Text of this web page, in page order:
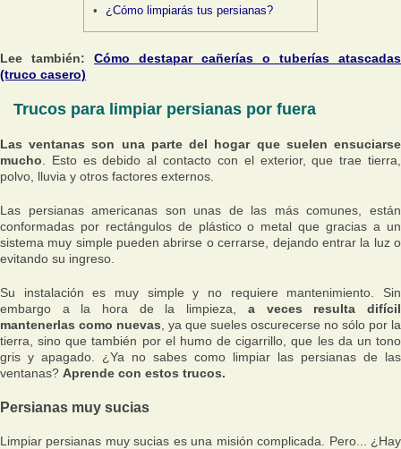
¿Cómo limpiarás tus persianas?
Lee también: Cómo destapar cañerías o tuberías atascadas
(truco casero)
Trucos para limpiar persianas por fuera
Las ventanas son una parte del hogar que suelen ensuciarse
mucho . Esto es debido al contacto con el exterior, que trae tierra,
polvo, lluvia y otros factores externos.
Las persianas americanas son unas de las más comunes, están
conformadas por rectángulos de plástico o metal que gracias a un
sistema muy simple pueden abrirse o cerrarse, dejando entrar la luz o
evitando su ingreso.
Su instalación es muy simple y no requiere mantenimiento. Sin
embargo a la hora de la limpieza, a veces resulta difícil
mantenerlas como nuevas , ya que sueles oscurecerse no sólo por la
tierra, sino que también por el humo de cigarrillo, que les da un tono
gris y apagado. ¿Ya no sabes como limpiar las persianas de las
ventanas? Aprende con estos trucos.
Persianas muy sucias
Limpiar persianas muy sucias es una misión complicada. Pero... ¿Hay